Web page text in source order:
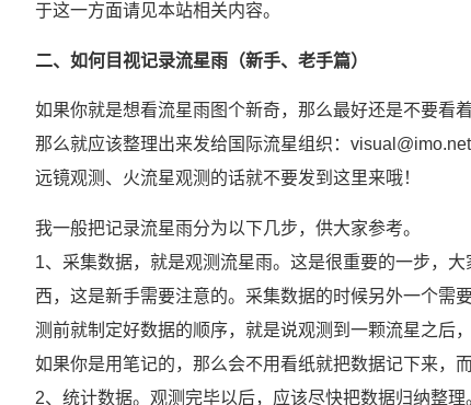
于这一方面请见本站相关内容。
二、如何目视记录流星雨（新手、老手篇）
如果你就是想看流星雨图个新奇，那么最好还是不要看
那么就应该整理出来发给国际流星组织：
远镜观测、火流星观测的话就不要发到这里来哦！
我一般把记录流星雨分为以下几步，供大家参考。
1、采集数据，就是观测流星雨。这是很重要的一步，
西，这是新手需要注意的。采集数据的时候另外一个需
测前就制定好数据的顺序，就是说观测到一颗流星之后
如果你是用笔记的，那么会不用看纸就把数据记下来，
2、统计数据。观测完毕以后，应该尽快把数据归纳整